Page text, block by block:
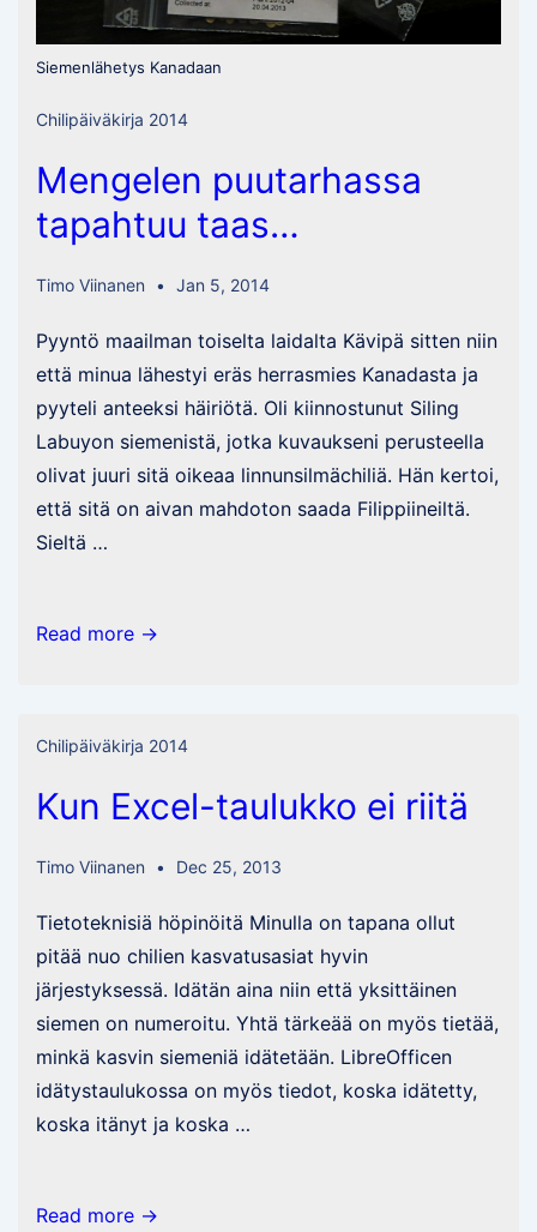
Siemenlähetys Kanadaan
Chilipäiväkirja 2014
Mengelen puutarhassa
tapahtuu taas…
Timo Viinanen Jan 5, 2014
Pyyntö maailman toiselta laidalta Kävipä sitten niin
että minua lähestyi eräs herrasmies Kanadasta ja
pyyteli anteeksi häiriötä. Oli kiinnostunut Siling
Labuyon siemenistä, jotka kuvaukseni perusteella
olivat juuri sitä oikeaa linnunsilmächiliä. Hän kertoi,
että sitä on aivan mahdoton saada Filippiineiltä.
Sieltä …
Mengelen
Read more →
Chilipäiväkirja 2014
Kun Excel-taulukko ei riitä
Timo Viinanen Dec 25, 2013
Tietoteknisiä höpinöitä Minulla on tapana ollut
pitää nuo chilien kasvatusasiat hyvin
järjestyksessä. Idätän aina niin että yksittäinen
siemen on numeroitu. Yhtä tärkeää on myös tietää,
minkä kasvin siemeniä idätetään. LibreOfficen
idätystaulukossa on myös tiedot, koska idätetty,
koska itänyt ja koska …
Kun
Read more →